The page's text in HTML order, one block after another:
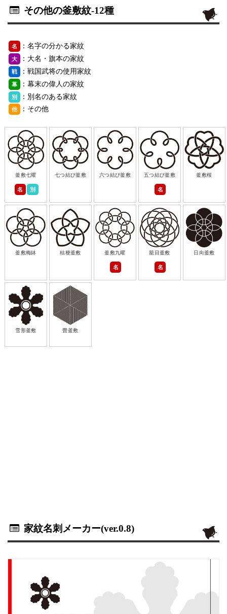
その他の釜敷紋-12種
名 ：名字の分かる家紋
大 ：大名・旗本の家紋
戦 ：戦国武将の使用家紋
幕 ：幕末の偉人の家紋
別 ：別名のある家紋
他 ：その他
釜敷七曜
名 別
七つ結び釜敷 六つ結び釜敷 五つ結び釜敷
名
釜敷桜
釜敷梅鉢 桔梗釜敷 釜敷九曜
名
籠目釜敷
名
日向釜敷
雪形釜敷 畳釜敷
家紋名刺メーカー(ver.0.8)